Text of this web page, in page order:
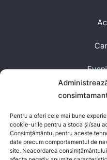
Pentru a oferi cele mai bune
cookie-urile pentru a stoca și/sau
Consimțământul pentru aceste
date precum comportamentul de
site. Neacordarea